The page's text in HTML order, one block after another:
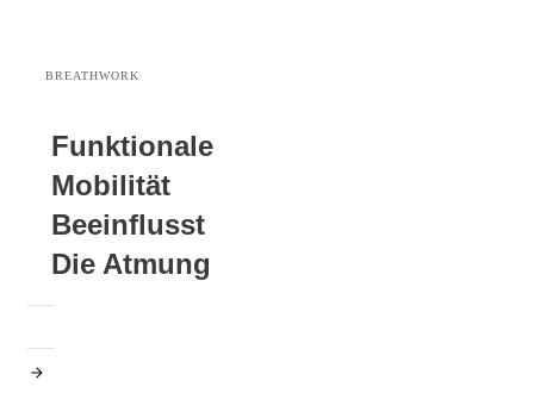
BREATHWORK
Funktionale
Mobilität
Beeinflusst
Die Atmung